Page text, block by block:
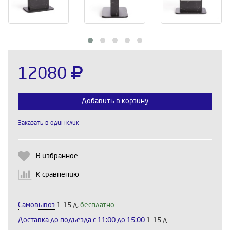
12080
Добавить в корзину
Заказать в один клик
В избранное
К сравнению
Самовывоз 1-15 д, бесплатно
Доставка до подъезда c 11:00 до 15:00 1-15 д